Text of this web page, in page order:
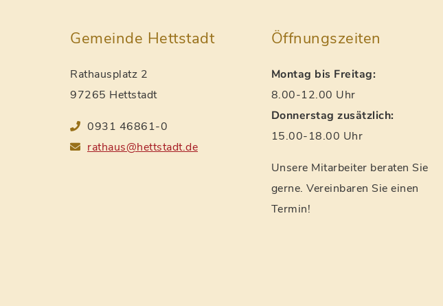
Gemeinde Hettstadt
Rathausplatz 2
97265 Hettstadt
0931 46861-0
rathaus@hettstadt.de
Öffnungszeiten
Montag bis Freitag:
8.00-12.00 Uhr
Donnerstag zusätzlich:
15.00-18.00 Uhr
Unsere Mitarbeiter beraten Sie
gerne. Vereinbaren Sie einen
Termin!